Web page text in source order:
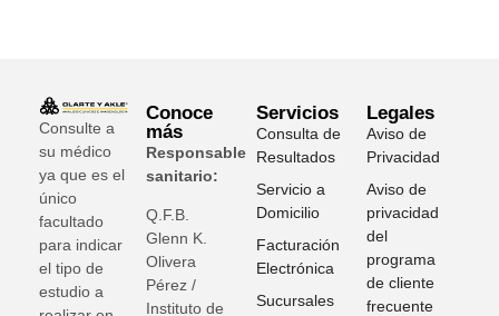
Consulte a
su médico
ya que es el
único
facultado
para indicar
el tipo de
estudio a
Conoce
más
Responsable
sanitario:
Q.F.B.
Glenn K.
Olivera
Pérez /
Instituto de
Servicios
Consulta de
Resultados
Servicio a
Domicilio
Facturación
Electrónica
Sucursales
Legales
Aviso de
Privacidad
Aviso de
privacidad
del
programa
de cliente
frecuente